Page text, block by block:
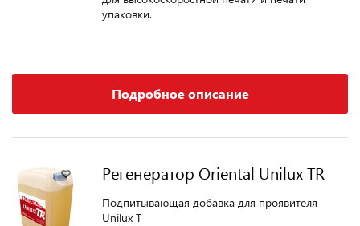
упаковки.
Подробное описание
Регенератор Oriental Unilux TR
Подпитывающая добавка для проявителя
Unilux T